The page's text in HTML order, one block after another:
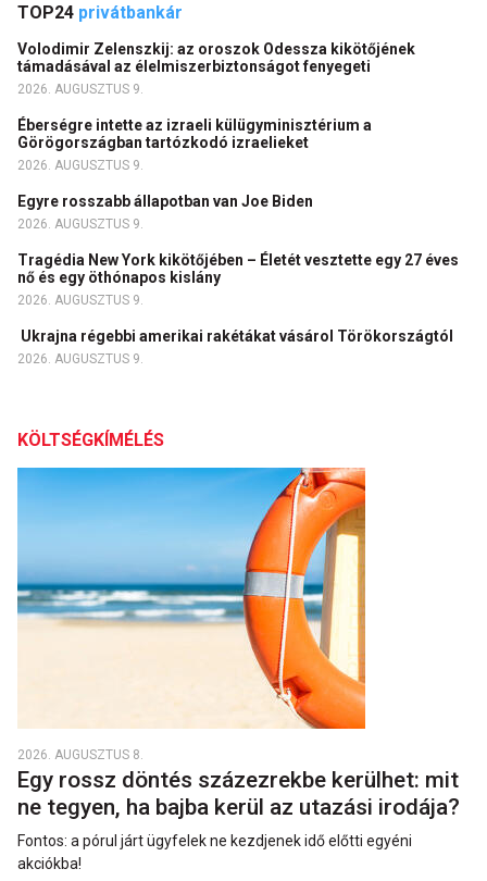
TOP24 privátbankár
Volodimir Zelenszkij: az oroszok Odessza kikötőjének
támadásával az élelmiszerbiztonságot fenyegeti
2026. AUGUSZTUS 9.
Éberségre intette az izraeli külügyminisztérium a
Görögországban tartózkodó izraelieket
2026. AUGUSZTUS 9.
Egyre rosszabb állapotban van Joe Biden
2026. AUGUSZTUS 9.
Tragédia New York kikötőjében – Életét vesztette egy 27 éves
nő és egy öthónapos kislány
2026. AUGUSZTUS 9.
Ukrajna régebbi amerikai rakétákat vásárol Törökországtól
2026. AUGUSZTUS 9.
KÖLTSÉGKÍMÉLÉS
2026. AUGUSZTUS 8.
Egy rossz döntés százezrekbe kerülhet: mit
ne tegyen, ha bajba kerül az utazási irodája?
Fontos: a pórul járt ügyfelek ne kezdjenek idő előtti egyéni
akciókba!